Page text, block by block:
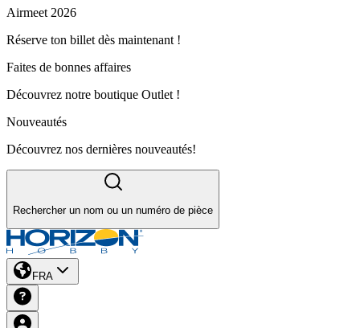
Airmeet 2026
Réserve ton billet dès maintenant !
Faites de bonnes affaires
Découvrez notre boutique Outlet !
Nouveautés
Découvrez nos dernières nouveautés!
Rechercher un nom ou un numéro de pièce
FRA